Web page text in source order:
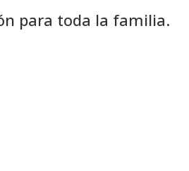
para toda la familia.